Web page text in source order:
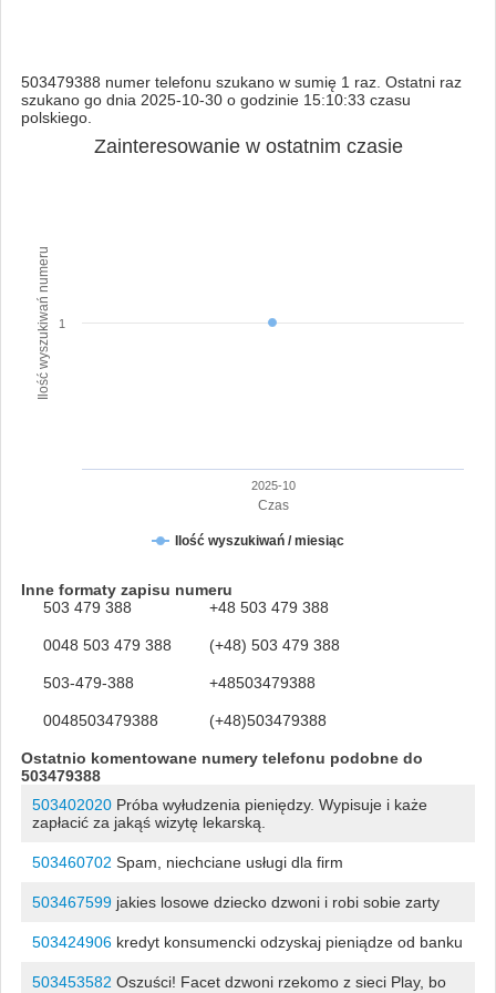
503479388 numer telefonu szukano w sumię 1 raz. Ostatni raz
szukano go dnia 2025-10-30 o godzinie 15:10:33 czasu
polskiego.
Czas
Ilość wyszukiwań numeru
Zainteresowanie w ostatnim czasie
Ilość wyszukiwań / miesiąc
2025-10
1
Inne formaty zapisu numeru
503 479 388
+48 503 479 388
0048 503 479 388 (+48) 503 479 388
503-479-388 +48503479388
0048503479388 (+48)503479388
Ostatnio komentowane numery telefonu podobne do
503479388
503402020Próba wyłudzenia pieniędzy. Wypisuje i każe
zapłacić za jakąś wizytę lekarską.
503460702 Spam, niechciane usługi dla firm
503467599jakies losowe dziecko dzwoni i robi sobie zarty
503424906kredyt konsumencki odzyskaj pieniądze od banku
503453582 Oszuści! Facet dzwoni rzekomo z sieci Play, bo